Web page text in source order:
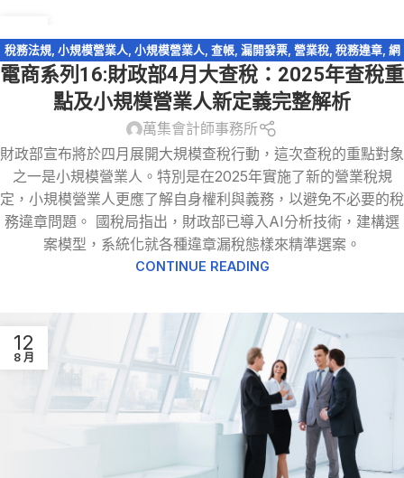
4 月
稅務法規, 小規模營業人 小規模營業人 查帳, 漏開發票, 營業稅, 稅務違章, 網
路交易課稅,行號(獨資合夥事業),逃漏稅,電商系列
電商系列16:財政部4月大查稅：2025年查稅重
點及小規模營業人新定義完整解析
萬集會計師事務所
財政部宣布將於四月展開大規模查稅行動，這次查稅的重點對象
之一是小規模營業人。特別是在2025年實施了新的營業稅規
定，小規模營業人更應了解自身權利與義務，以避免不必要的稅
務違章問題。 國稅局指出，財政部已導入AI分析技術，建構選
案模型，系統化就各種違章漏稅態樣來精準選案。
CONTINUE READING
12
8 月